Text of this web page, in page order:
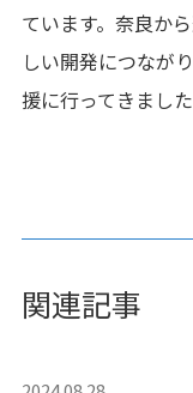
ています。奈良か
しい開発につなが
援に行ってきまし
関連記事